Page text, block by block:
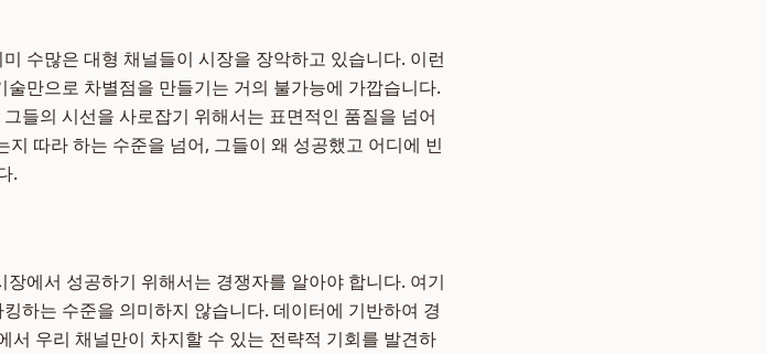
수많은 대형 채널들이 시장을 장악하고 있습니다. 이런
만으로 차별점을 만들기는 거의 불가능에 가깝습니다.
들의 시선을 사로잡기 위해서는 표면적인 품질을 넘어
지 따라 하는 수준을 넘어, 그들이 왜 성공했고 어디에 빈
.
에서 성공하기 위해서는 경쟁자를 알아야 합니다. 여기
하는 수준을 의미하지 않습니다. 데이터에 기반하여 경
서 우리 채널만이 차지할 수 있는 전략적 기회를 발견하